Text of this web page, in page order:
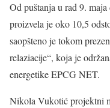
Od puštanja u rad 9.
proizvela je oko 10,5
saopšteno je tokom
relaziacije“, koja je
energetike EPCG NET.
Nikola Vukotić projektni